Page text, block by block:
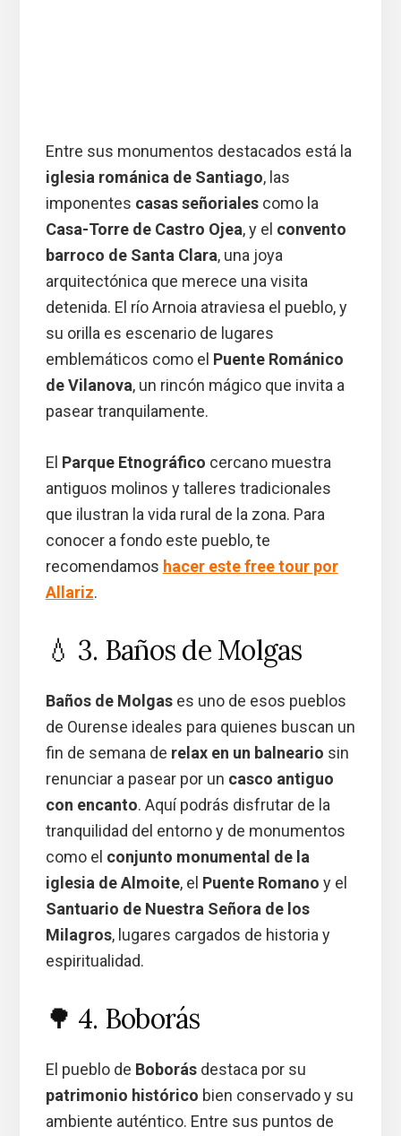
Entre sus monumentos destacados está la
iglesia románica de Santiago, las
imponentes casas señorialescomo la
Casa-Torre de Castro Ojea, y el convento
barroco de Santa Clara, una joya
arquitectónica que merece una visita
detenida. El río Arnoia atraviesa el pueblo, y
su orilla es escenario de lugares
emblemáticos como el Puente Románico
de Vilanova, un rincón mágico que invita a
pasear tranquilamente.
El Parque Etnográfico cercano muestra
antiguos molinos y talleres tradicionales
que ilustran la vida rural de la zona. Para
conocer a fondo este pueblo, te
recomendamos hacer este free tour por
Allariz.
💧 3. Baños de Molgas
Baños de Molgases uno de esos pueblos
de Ourense ideales para quienes buscan un
fin de semana de relax en un balneario sin
renunciar a pasear por un casco antiguo
con encanto. Aquí podrás disfrutar de la
tranquilidad del entorno y de monumentos
como el conjunto monumental de la
iglesia de Almoite, el Puente Romano y el
Santuario de Nuestra Señora de los
Milagros, lugares cargados de historia y
espiritualidad.
🌳 4. Boborás
El pueblo de Boborásdestaca por su
patrimonio histórico bien conservado y su
ambiente auténtico. Entre sus puntos de